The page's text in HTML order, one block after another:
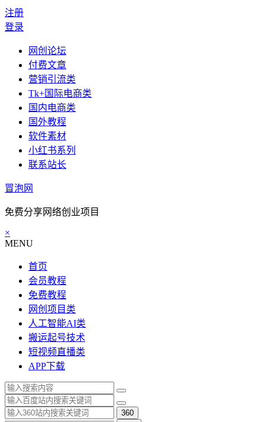
注册
登录
网创论坛
付费文章
营销引流类
Tk+国际电商类
国内电商类
国外教程
软件素材
小红书系列
联系站长
冒泡网
免费分享网络创业项目
×
MENU
首页
会员教程
免费教程
网创项目类
人工智能AI类
搬运起号技术
短视频直播类
APP下载
360